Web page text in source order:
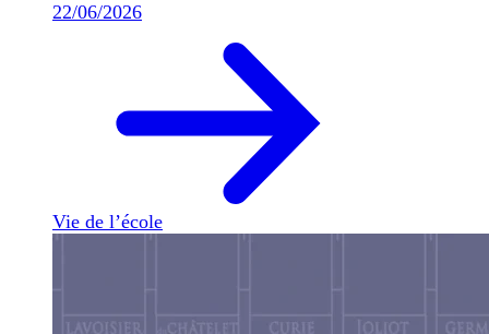
22/06/2026
Vie de l’école